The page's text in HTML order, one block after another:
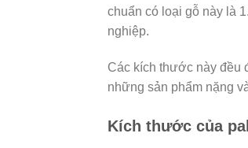
chuẩn có loại gỗ này là
nghiệp.
Các kích thước này đều
những sản phẩm nặng
Kích thước của